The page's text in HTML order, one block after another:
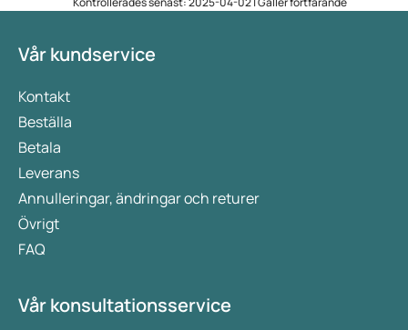
Vår kundservice
Kontakt
Beställa
Betala
Leverans
Annulleringar, ändringar och returer
Övrigt
FAQ
Vår konsultationsservice